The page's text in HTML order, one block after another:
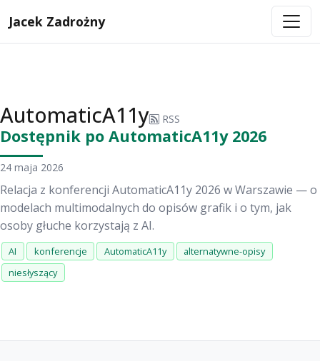
Jacek Zadrożny
AutomaticA11y RSS
Dostępnik po AutomaticA11y 2026
24 maja 2026
Relacja z konferencji AutomaticA11y 2026 w Warszawie — o
modelach multimodalnych do opisów grafik i o tym, jak
osoby głuche korzystają z AI.
AI konferencje AutomaticA11y
alternatywne-opisy
niesłyszący